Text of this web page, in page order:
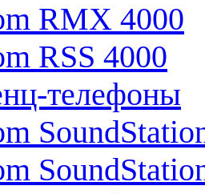
RMX 4000
RSS 4000
телефоны